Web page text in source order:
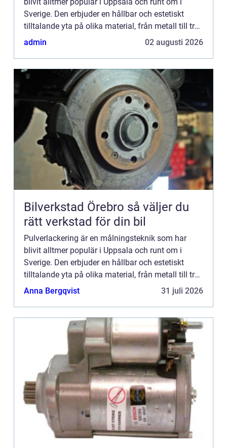
Sverige. Den erbjuder en hållbar och estetiskt
tilltalande yta på olika material, från metall till trä.
Denna artikel u...
admin 02 augusti 2026
Bilverkstad Örebro så väljer du
rätt verkstad för din bil
Pulverlackering är en målningsteknik som har
blivit alltmer populär i Uppsala och runt om i
Sverige. Den erbjuder en hållbar och estetiskt
tilltalande yta på olika material, från metall till trä.
Denna artikel u...
Anna Bergqvist 31 juli 2026